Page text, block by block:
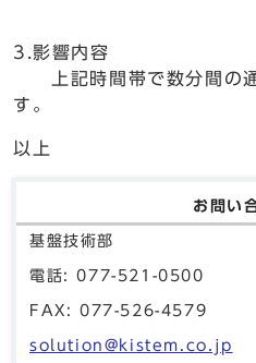
3.影響内容
上記時間帯で数分間の通
す。
以上
お問い
基盤技術部
電話: 077-521-0500
FAX: 077-526-4579
solution@kistem.co.jp